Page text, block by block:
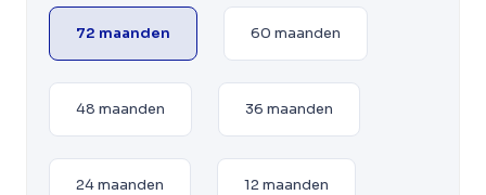
72 maanden 60 maanden
48 maanden 36 maanden
24 maanden 12 maanden